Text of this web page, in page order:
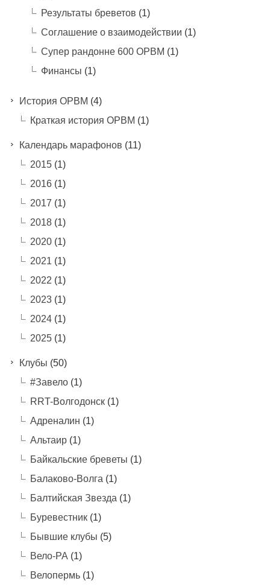
Результаты бреветов (1)
Соглашение о взаимодействии (1)
Супер рандонне 600 ОРВМ (1)
Финансы (1)
История ОРВМ (4)
Краткая история ОРВМ (1)
Календарь марафонов (11)
2015(1)
2016(1)
2017 (1)
2018(1)
2020(1)
2021 (1)
2022 (1)
2023(1)
2024(1)
2025(1)
Клубы (50)
#Завело(1)
RRT-Волгодонск(1)
Адреналин (1)
Альтаир(1)
Байкальские бреветы (1)
Балаково-Волга (1)
Балтийская Звезда (1)
Буревестник(1)
Бывшие клубы (5)
Вело-РА (1)
Велопермь(1)